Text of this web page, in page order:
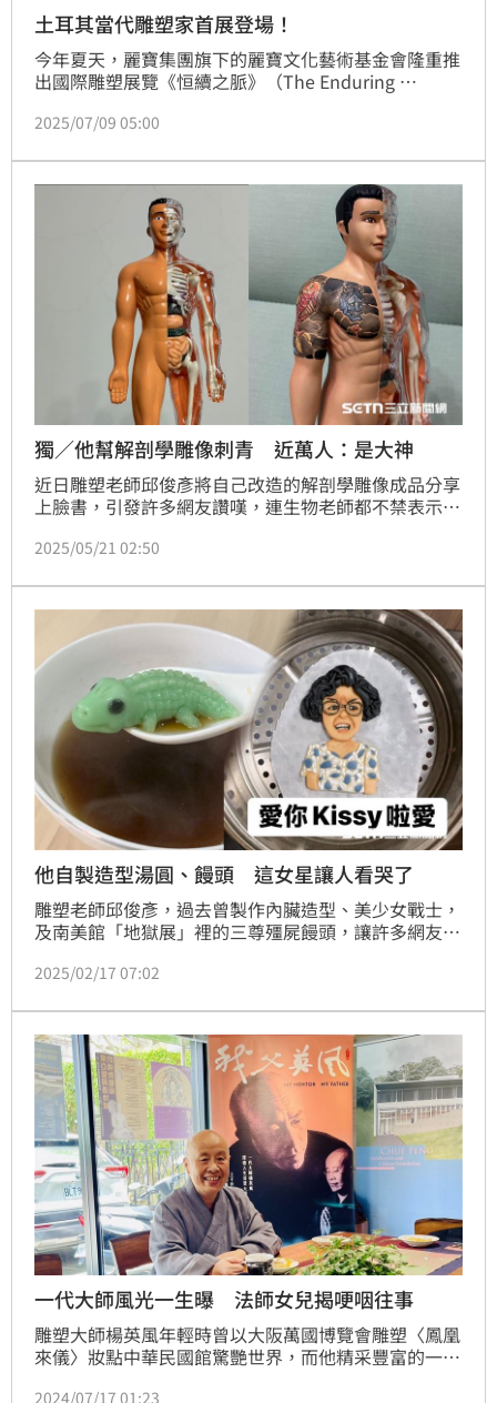
土耳其當代雕塑家首展登場！
今年夏天，麗寶集團旗下的麗寶文化藝術基金會隆重推
出國際雕塑展覽《恒續之脈》（The Enduring
Durgun，透過其獨特的跨界創作語彙，帶領觀眾進入
2025/07/09 05:00
獨／他幫解剖學雕像刺青 近萬人：是大神
近日雕塑老師邱俊彥將自己改造的解剖學雕像成品分享
上臉書，引發許多網友讚嘆，連生物老師都不禁表示：
俊彥在網路上小有名氣，因為他不時會將自己手做的造
掀起熱議，讓人驚嘆連連。在臉書社團《小廢物俱樂
部》裡，邱俊彥已經被公認為大神，笑說：「看到有人
若無其事爆改小廢物，回頭看大名很高機率是邱大
神！」
2025/05/21 02:50
他自製造型湯圓、饅頭 這女星讓人看哭了
雕塑老師邱俊彥，過去曾製作內臟造型、美少女戰士，
及南美館「地獄展」裡的三尊殭屍饅頭，讓許多網友佩
的成品真的是「超擬真還原」。邱俊彥也曾製作過烏龜
再次讓網友讚嘆連連！14日的西洋情人節，邱俊彥則做
了文英阿姨饅頭，還搭配經典台詞「愛你Kissy啦
愛」，讓大家覺得這饅頭有聲音外，也不禁懷念已逝多
年的好演員。
2025/02/17 07:02
一代大師風光一生曝 法師女兒揭哽咽往事
雕塑大師楊英風年輕時曾以大阪萬國博覽會雕塑〈鳳凰
來儀〉妝點中華民國館驚艷世界，而他精采豐富的一
2024/07/17 01:23